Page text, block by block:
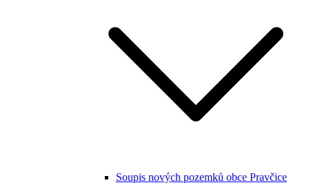
Soupis nových pozemků obce Pravčice